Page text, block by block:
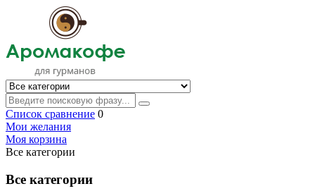
Список сравнение 0
Мои желания
Моя корзина
Все категории
Все категории